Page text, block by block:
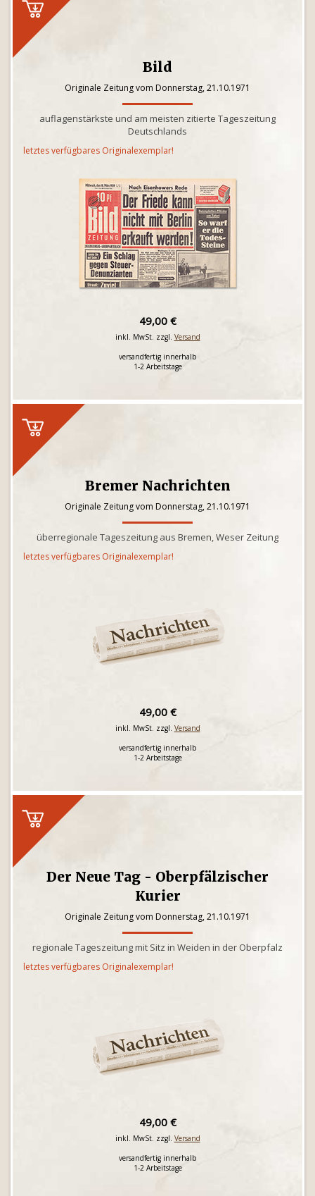
Bild
Originale Zeitung vom Donnerstag, 21.10.1971
auflagenstärkste und am meisten zitierte Tageszeitung
Deutschlands
letztes verfügbares Originalexemplar!
49,00 €
inkl. MwSt. zzgl. Versand
versandfertig innerhalb
1-2 Arbeitstage
Bremer Nachrichten
Originale Zeitung vom Donnerstag, 21.10.1971
überregionale Tageszeitung aus Bremen, Weser Zeitung
letztes verfügbares Originalexemplar!
49,00 €
inkl. MwSt. zzgl. Versand
versandfertig innerhalb
1-2 Arbeitstage
Der Neue Tag - Oberpfälzischer
Kurier
Originale Zeitung vom Donnerstag, 21.10.1971
regionale Tageszeitung mit Sitz in Weiden in der Oberpfalz
letztes verfügbares Originalexemplar!
49,00 €
inkl. MwSt. zzgl. Versand
versandfertig innerhalb
1-2 Arbeitstage